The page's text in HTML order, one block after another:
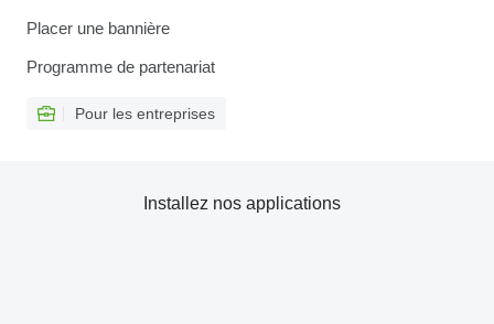
Placer une bannière
Programme de partenariat
Pour les entreprises
Installez nos applications